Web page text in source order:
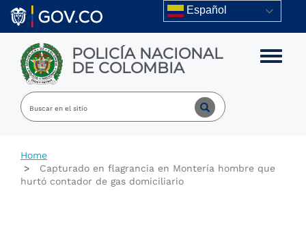
Skip to main content Español
POLICÍA NACIONAL
DE COLOMBIA Toggle
Home
Capturado en flagrancia en Montería hombre que
hurtó contador de gas domiciliario